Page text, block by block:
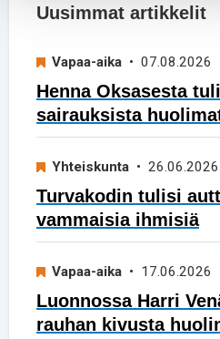
Uusimmat artikkelit
Vapaa-aika • 07.08.2026
Henna Oksasesta
sairauksista
Yhteiskunta • 26.06.2026
Turvakodin tulisi
vammaisia ihmisiä
Vapaa-aika • 17.06.2026
Luonnossa Harri
rauhan kivusta